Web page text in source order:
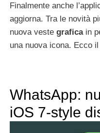
Finalmente anche
aggiorna. Tra le novità
nuova veste graficain
una nuova icona. Ecco
WhatsApp:
iOS 7-style